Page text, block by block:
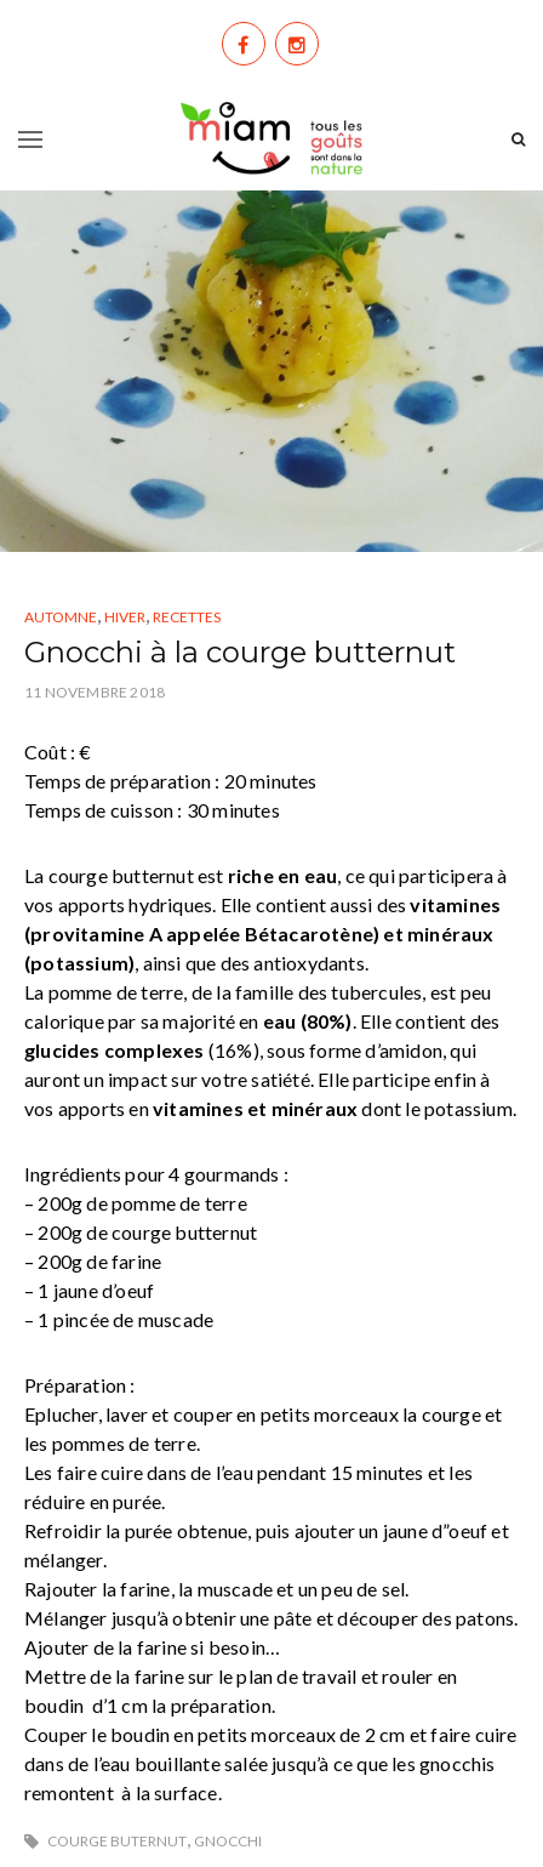
AUTOMNE, HIVER, RECETTES
Gnocchi à la courge butternut
11 NOVEMBRE 2018
Coût : €
Temps de préparation : 20 minutes
Temps de cuisson : 30 minutes
La courge butternut est riche en eau, ce qui participera à
vos apports hydriques. Elle contient aussi desvitamines
(provitamine A appelée Bétacarotène) et minéraux
(potassium), ainsi que des antioxydants.
La pomme de terre, de la famille des tubercules, est peu
calorique par sa majorité en eau (80%). Elle contient des
glucides complexes (16%), sous forme d’amidon, qui
auront un impact sur votre satiété. Elle participe enfin à
vos apports envitamines et minéraux dont le potassium.
Ingrédients pour 4 gourmands :
– 200g de pomme de terre
– 200g de courge butternut
– 200g de farine
– 1 jaune d’oeuf
– 1 pincée de muscade
Préparation :
Eplucher, laver et couper en petits morceaux la courge et
les pommes de terre.
Les faire cuire dans de l’eau pendant 15 minutes et les
réduire en purée.
Refroidir la purée obtenue, puis ajouter un jaune d”oeuf et
mélanger.
Rajouter la farine, la muscade et un peu de sel.
Mélanger jusqu’à obtenir une pâte et découper des patons.
Ajouter de la farine si besoin…
Mettre de la farine sur le plan de travail et rouler en
boudin d’1 cm la préparation.
Couper le boudin en petits morceaux de 2 cm et faire cuire
dans de l’eau bouillante salée jusqu’à ce que les gnocchis
remontent à la surface.
COURGE BUTERNUT, GNOCCHI